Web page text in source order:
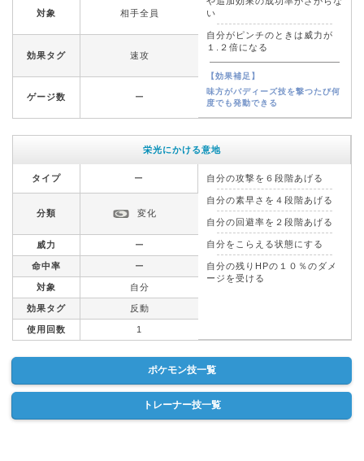
い
自分がピンチのときは威力が
１.２倍になる
【効果補足】
味方がバディーズ技を撃つたび何
度でも発動できる
対象 相手全員
効果タグ 速攻
ゲージ数 ー
栄光にかける意地
タイプ ー 自分の攻撃を６段階あげる
自分の素早さを４段階あげる
自分の回避率を２段階あげる
自分をこらえる状態にする
自分の残りHPの１０％のダメ
ージを受ける
分類 変化
威力 ー
命中率 ー
対象 自分
効果タグ 反動
使用回数 1
ポケモン技一覧
トレーナー技一覧